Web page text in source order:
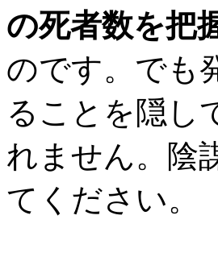
の死者数を把
のです。でも
ることを隠し
れません。陰
てください。